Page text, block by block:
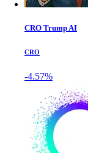
CRO Trump AI
CRO
-4.57%